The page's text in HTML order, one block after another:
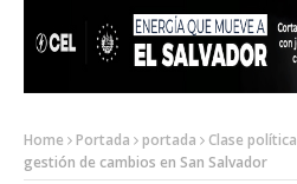
Home Portada portada Clase política
gestión de cambios en San Salvador